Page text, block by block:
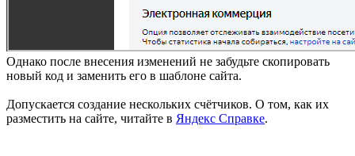
Однако после внесения изменений не забудьте скопировать
новый код и заменить его в шаблоне сайта.
Допускается создание нескольких счётчиков. О том, как их
разместить на сайте, читайте в Яндекс Справке.